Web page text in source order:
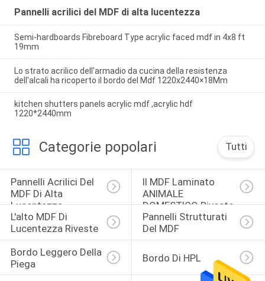
Pannelli acrilici del MDF di alta lucentezza
Semi-hardboards Fibreboard Type acrylic faced mdf in 4x8 ft
19mm
Lo strato acrilico dell'armadio da cucina della resistenza
dell'alcali ha ricoperto il bordo del Mdf 1220x2440×18Mm
kitchen shutters panels acrylic mdf ,acrylic hdf
1220*2440mm
Categorie popolari Tutti
Pannelli Acrilici Del
MDF Di Alta
Lucentezza
Il MDF Laminato
ANIMALE
DOMESTICO Riveste
L'alto MDF Di
Lucentezza Riveste
Pannelli Strutturati
Del MDF
Bordo Leggero Della
Piega
Bordo Di HPL